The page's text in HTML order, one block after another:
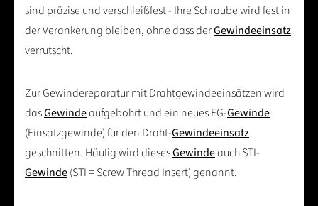
sind präzise und verschleißfest - Ihre Schraube wird fest in
der Verankerung bleiben, ohne dass derGewindeeinsatz
verrutscht.
Zur Gewindereparatur mit Drahtgewindeeinsätzen wird
dasGewindeaufgebohrt und ein neues EG-Gewinde
(Einsatzgewinde) für den Draht-Gewindeeinsatz
geschnitten. Häufig wird diesesGewindeauch STI-
Gewinde(STI = Screw Thread Insert) genannt.